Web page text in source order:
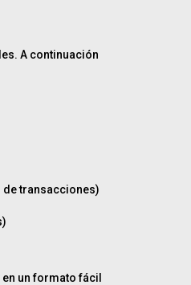
A continuación
transacciones)
un formato fácil